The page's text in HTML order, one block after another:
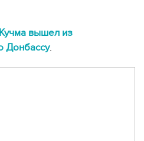
Кучма вышел из
Донбассу.